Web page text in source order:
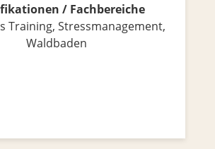
/ Fachbereiche
Training, Stressmanagement,
Waldbaden